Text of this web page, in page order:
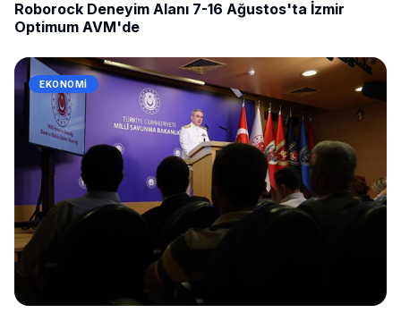
Roborock Deneyim Alanı 7-16 Ağustos'ta İzmir
Optimum AVM'de
EKONOMI